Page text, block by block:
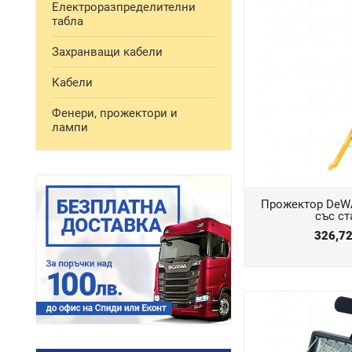
Електроразпределителни
табла
Захранващи кабели
Кабели
Фенери, прожектори и
лампи
Прожектор
със